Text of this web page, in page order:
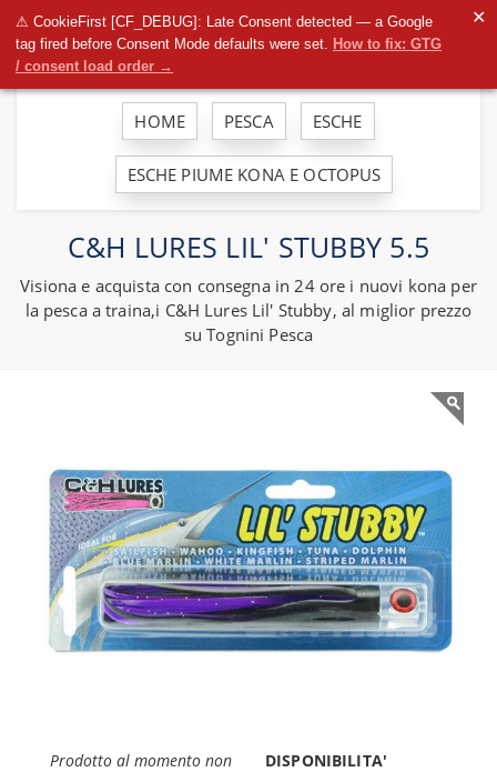
⚠ CookieFirst [CF_DEBUG]: Late Consent detected — a Google
tag fired before Consent Mode defaults were set. How to fix: GTG
/ consent load order →
✕
HOME PESCA ESCHE
ESCHE PIUME KONA E OCTOPUS
C&H LURES LIL' STUBBY 5.5
Visiona e acquista con consegna in 24 ore i nuovi kona per
la pesca a traina,i C&H Lures Lil' Stubby, al miglior prezzo
su Tognini Pesca
Prodotto al momento non
DISPONIBILITA'